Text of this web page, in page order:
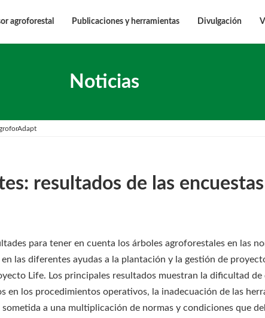
agroforestal Publicaciones y herramientas Divulgación
Noticias
resultados de las
para tener en cuenta los árboles agroforestales en las
las diferentes ayudas a la plantación y la gestión de
Life. Los principales resultados muestran la dificultad
en los procedimientos operativos, la inadecuación de las
a una multiplicación de normas y condiciones que